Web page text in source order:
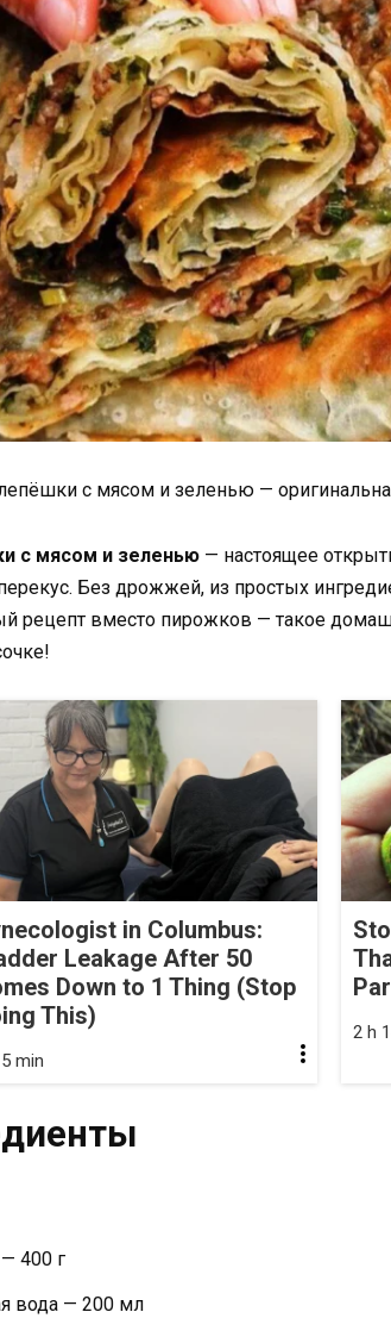
с мясом и зеленью —
с мясом и зеленью — настоящее
Без дрожжей, из простых
рецепт вместо пирожков — такое
in Columbus:
Leakage After 50
Down to 1 Thing (Stop
This)
min
2 h
400 г
вода — 200 мл